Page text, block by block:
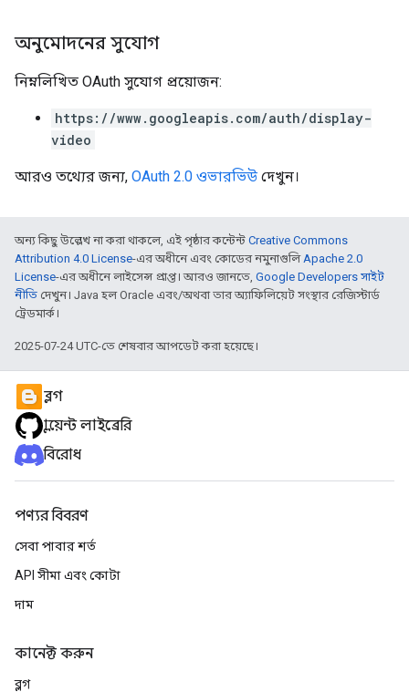
অনুমোদনের সুযোগ
নিম্নলিখিত OAuth সুযোগ প্রয়োজন:
https://www.googleapis.com/auth/display-
video
আরও তথ্যের জন্য, OAuth 2.0 ওভারভিউ দেখুন।
অন্য কিছু উল্লেখ না করা থাকলে, এই পৃষ্ঠার কন্টেন্ট Creative Commons
Attribution 4.0 License-এর অধীনে এবং কোডের নমুনাগুলিApache 2.0
License-এর অধীনে লাইসেন্স প্রাপ্ত। আরও জানতে, Google Developers সাইট
নীতি দেখুন। Java হল Oracle এবং/অথবা তার অ্যাফিলিয়েট সংস্থার রেজিস্টার্ড
ট্রেডমার্ক।
2025-07-24 UTC-তে শেষবার আপডেট করা হয়েছে।
ব্লগ
ক্লায়েন্ট লাইব্রেরি
বিরোধ
পণ্যর বিবরণ
সেবা পাবার শর্ত
API সীমা এবং কোটা
দাম
কানেক্ট করুন
ব্লগ